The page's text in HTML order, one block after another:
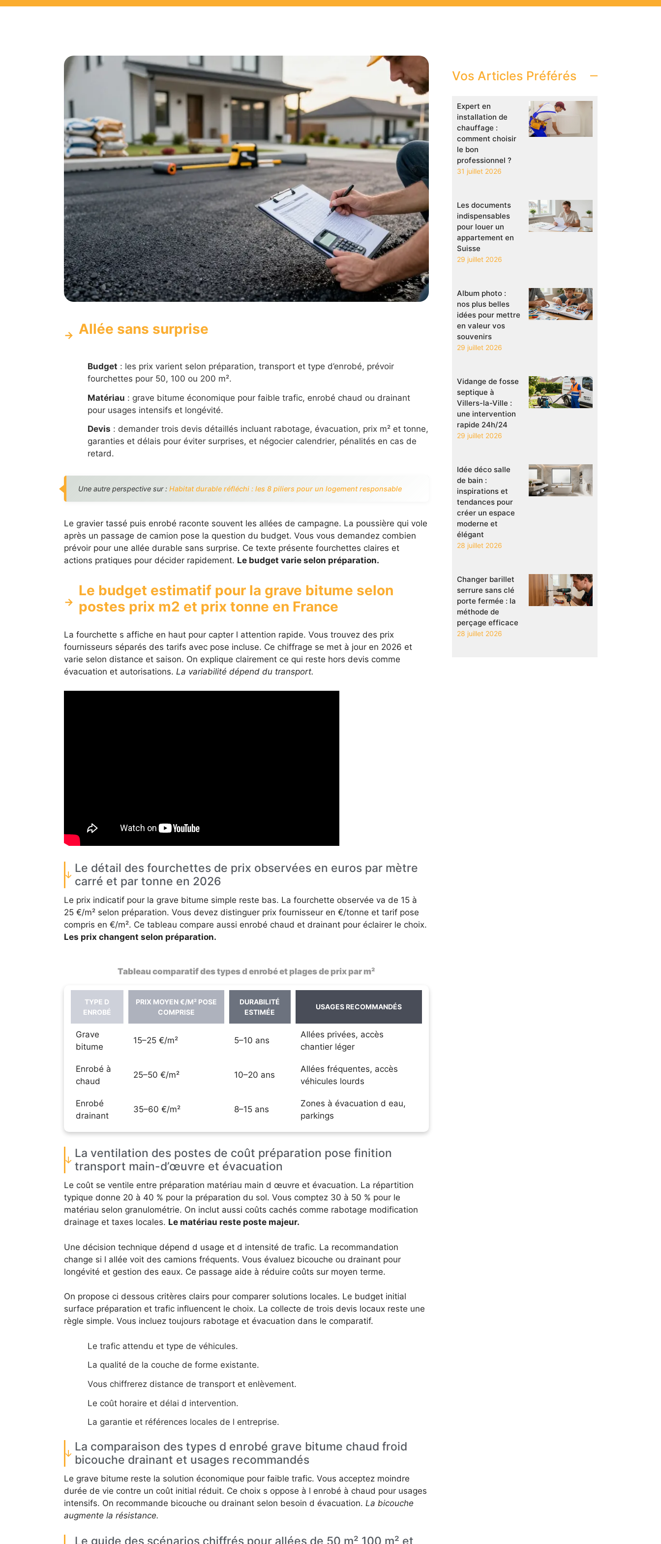
Allée sans surprise
Budget : les prix varient selon préparation, transport et type d’enrobé, prévoir
fourchettes pour 50, 100 ou 200 m².
Matériau : grave bitume économique pour faible trafic, enrobé chaud ou drainant
pour usages intensifs et longévité.
Devis : demander trois devis détaillés incluant rabotage, évacuation, prix m² et tonne,
garanties et délais pour éviter surprises, et négocier calendrier, pénalités en cas de
retard.
Une autre perspective sur : Habitat durable réfléchi : les 8 piliers pour un logement responsable
Le gravier tassé puis enrobé raconte souvent les allées de campagne. La poussière qui vole
après un passage de camion pose la question du budget. Vous vous demandez combien
prévoir pour une allée durable sans surprise. Ce texte présente fourchettes claires et
actions pratiques pour décider rapidement. Le budget varie selon préparation.
Le budget estimatif pour la grave bitume selon
postes prix m2 et prix tonne en France
La fourchette s affiche en haut pour capter l attention rapide. Vous trouvez des prix
fournisseurs séparés des tarifs avec pose incluse. Ce chiffrage se met à jour en 2026 et
varie selon distance et saison. On explique clairement ce qui reste hors devis comme
évacuation et autorisations. La variabilité dépend du transport.
Le détail des fourchettes de prix observées en euros par mètre
carré et par tonne en 2026
Le prix indicatif pour la grave bitume simple reste bas. La fourchette observée va de 15 à
25 €/m² selon préparation. Vous devez distinguer prix fournisseur en €/tonne et tarif pose
compris en €/m². Ce tableau compare aussi enrobé chaud et drainant pour éclairer le choix.
Les prix changent selon préparation.
Tableau comparatif des types d enrobé et plages de prix par m²
TYPE D
ENROBÉ
PRIX MOYEN €/M² POSE
COMPRISE
DURABILITÉ
ESTIMÉE
USAGES RECOMMANDÉS
Grave
bitume
15–25 €/m² 5–10 ans
Allées privées, accès
chantier léger
Enrobé à
chaud
25–50 €/m² 10–20 ans
Allées fréquentes, accès
véhicules lourds
Enrobé
drainant
35–60 €/m² 8–15 ans
Zones à évacuation d eau,
parkings
La ventilation des postes de coût préparation pose finition
transport main-d’œuvre et évacuation
Le coût se ventile entre préparation matériau main d œuvre et évacuation. La répartition
typique donne 20 à 40 % pour la préparation du sol. Vous comptez 30 à 50 % pour le
matériau selon granulométrie. On inclut aussi coûts cachés comme rabotage modification
drainage et taxes locales. Le matériau reste poste majeur.
Une décision technique dépend d usage et d intensité de trafic. La recommandation
change si l allée voit des camions fréquents. Vous évaluez bicouche ou drainant pour
longévité et gestion des eaux. Ce passage aide à réduire coûts sur moyen terme.
On propose ci dessous critères clairs pour comparer solutions locales. Le budget initial
surface préparation et trafic influencent le choix. La collecte de trois devis locaux reste une
règle simple. Vous incluez toujours rabotage et évacuation dans le comparatif.
Le trafic attendu et type de véhicules.
La qualité de la couche de forme existante.
Vous chiffrerez distance de transport et enlèvement.
Le coût horaire et délai d intervention.
La garantie et références locales de l entreprise.
La comparaison des types d enrobé grave bitume chaud froid
bicouche drainant et usages recommandés
Le grave bitume reste la solution économique pour faible trafic. Vous acceptez moindre
durée de vie contre un coût initial réduit. Ce choix s oppose à l enrobé à chaud pour usages
intensifs. On recommande bicouche ou drainant selon besoin d évacuation. La bicouche
augmente la résistance.
Le guide des scénarios chiffrés pour allées de 50 m² 100 m² et
Vos Articles Préférés
Expert en
installation de
chauffage :
comment choisir
le bon
professionnel ?
31 juillet 2026
Les documents
indispensables
pour louer un
appartement en
Suisse
29 juillet 2026
Album photo :
nos plus belles
idées pour mettre
en valeur vos
souvenirs
29 juillet 2026
Vidange de fosse
septique à
Villers-la-Ville :
une intervention
rapide 24h/24
29 juillet 2026
Idée déco salle
de bain :
inspirations et
tendances pour
créer un espace
moderne et
élégant
28 juillet 2026
Changer barillet
serrure sans clé
porte fermée : la
méthode de
perçage efficace
28 juillet 2026